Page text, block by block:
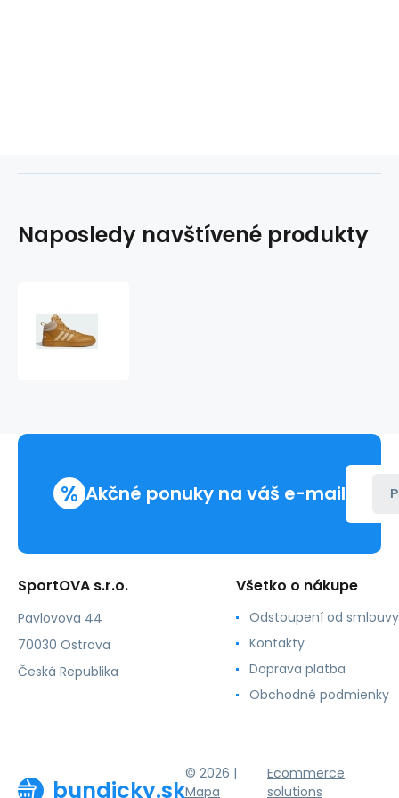
Naposledy navštívené produkty
IF2636
% Akčné ponuky na váš e-mail
SportOVA s.r.o.
Pavlovova 44
70030 Ostrava
Česká Republika
Všetko o nákupe
Odstoupení od smlouvy
Kontakty
Doprava platba
Obchodné podmienky
bundicky.sk
© 2026 |
Mapa
Ecommerce
solutions